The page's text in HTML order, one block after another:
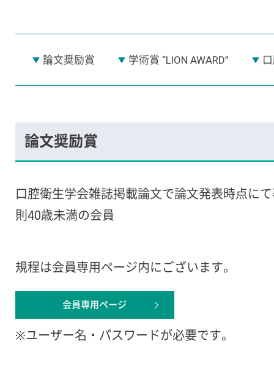
論文奨励賞 学術賞 “LION AWARD”
論文奨励賞
口腔衛生学会雑誌掲載論文で論文発表時点に
則40歳未満の会員
規程は会員専用ページ内にございます。
会員専用ページ
※ユーザー名・パスワードが必要です。